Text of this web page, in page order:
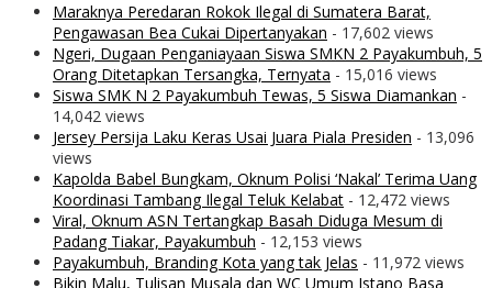
Maraknya Peredaran Rokok Ilegal di Sumatera Barat,
Pengawasan Bea Cukai Dipertanyakan - 17,602 views
Ngeri, Dugaan Penganiayaan Siswa SMKN 2 Payakumbuh, 5
Orang Ditetapkan Tersangka, Ternyata - 15,016 views
Siswa SMK N 2 Payakumbuh Tewas, 5 Siswa Diamankan -
14,042 views
Jersey Persija Laku Keras Usai Juara Piala Presiden - 13,096
views
Kapolda Babel Bungkam, Oknum Polisi ‘Nakal’ Terima Uang
Koordinasi Tambang Ilegal Teluk Kelabat - 12,472 views
Viral, Oknum ASN Tertangkap Basah Diduga Mesum di
Padang Tiakar, Payakumbuh - 12,153 views
Payakumbuh, Branding Kota yang tak Jelas - 11,972 views
Bikin Malu, Tulisan Musala dan WC Umum Istano Basa